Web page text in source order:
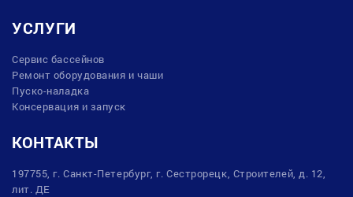
УСЛУГИ
Сервис бассейнов
Ремонт оборудования и чаши
Пуско-наладка
Консервация и запуск
КОНТАКТЫ
197755, г. Санкт-Петербург, г. Сестрорецк, Строителей, д. 12,
лит. ДЕ